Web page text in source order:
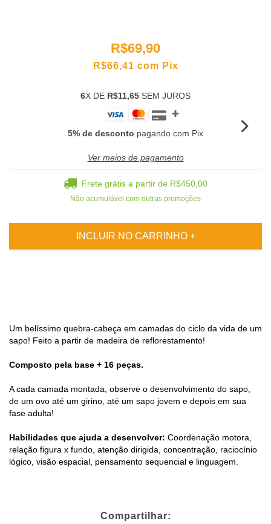
R$69,90
R$66,41 com Pix
6X DE R$11,65 SEM JUROS
5% de desconto pagando com Pix
Ver meios de pagamento
Frete grátis a partir de R$450,00
Não acumulável com outras promoções
Um belíssimo quebra-cabeça em camadas do ciclo da vida de um
sapo! Feito a partir de madeira de reflorestamento!
Composto pela base + 16 peças.
A cada camada montada, observe o desenvolvimento do sapo,
de um ovo até um girino, até um sapo jovem e depois em sua
fase adulta!
Habilidades que ajuda a desenvolver: Coordenação motora,
relação figura x fundo, atenção dirigida, concentração, raciocínio
lógico, visão espacial, pensamento sequencial e linguagem.
Compartilhar: